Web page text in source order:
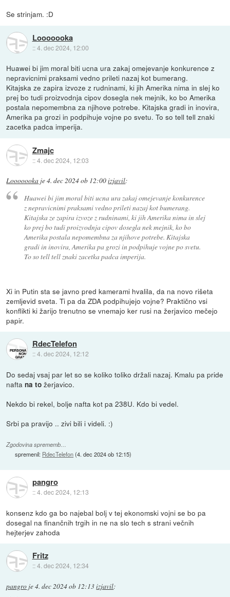
Se strinjam. :D
Looooooka
::4. dec 2024, 12:00
Huawei bi jim moral biti ucna ura zakaj omejevanje konkurence z
nepravicnimi praksami vedno prileti nazaj kot bumerang.
Kitajska ze zapira izvoze z rudninami, ki jih Amerika nima in slej ko
prej bo tudi proizvodnja cipov dosegla nek mejnik, ko bo Amerika
postala nepomembna za njihove potrebe. Kitajska gradi in inovira,
Amerika pa grozi in podpihuje vojne po svetu. To so tell tell znaki
zacetka padca imperija.
Zmajc
::4. dec 2024, 12:03
Looooooka je4. dec 2024 ob 12:00izjavil:
Huawei bi jim moral biti ucna ura zakaj omejevanje konkurence
z nepravicnimi praksami vedno prileti nazaj kot bumerang.
Kitajska ze zapira izvoze z rudninami, ki jih Amerika nima in slej
ko prej bo tudi proizvodnja cipov dosegla nek mejnik, ko bo
Amerika postala nepomembna za njihove potrebe. Kitajska
gradi in inovira, Amerika pa grozi in podpihuje vojne po svetu.
To so tell tell znaki zacetka padca imperija.
Xi in Putin sta se javno pred kamerami hvalila, da na novo rišeta
zemljevid sveta. Ti pa da ZDA podpihujejo vojne? Praktično vsi
konflikti ki žarijo trenutno se vnemajo ker rusi na žerjavico mečejo
papir.
RdecTelefon
::4. dec 2024, 12:12
Do sedaj vsaj par let so se koliko toliko držali nazaj. Kmalu pa pride
naftana to žerjavico.
Nekdo bi rekel, bolje nafta kot pa 238U. Kdo bi vedel.
Srbi pa pravijo .. zivi bili i videli. :)
Zgodovina sprememb…
spremenil: RdecTelefon(4. dec 2024 ob 12:15)
pangro
::4. dec 2024, 12:13
konsenz kdo ga bo najebal bolj v tej ekonomski vojni se bo pa
dosegal na finančnih trgih in ne na slo tech s strani večnih
hejterjev zahoda
Fritz
::4. dec 2024, 12:34
pangro je4. dec 2024 ob 12:13izjavil: